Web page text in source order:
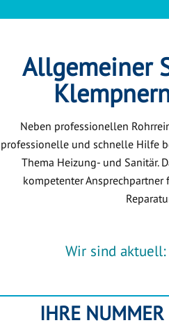
Allgemeiner
Neben professionellen
professionelle und schnelle Hilfe
Thema Heizung- und Sanitär.
kompetenter
Wir sind aktuell:
IHRE